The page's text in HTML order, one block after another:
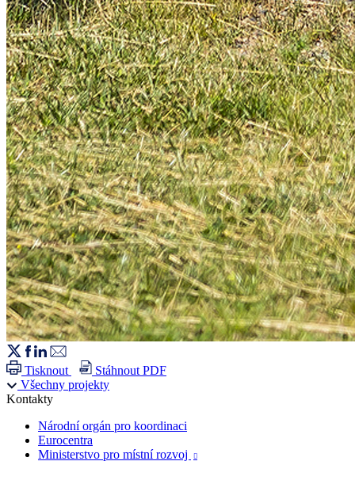
Tisknout
Stáhnout PDF
Všechny projekty
Kontakty
Národní orgán pro koordinaci
Eurocentra
Ministerstvo pro místní rozvoj
